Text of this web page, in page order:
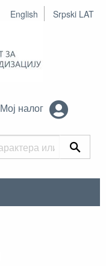
English Srpski LAT
Мој налог